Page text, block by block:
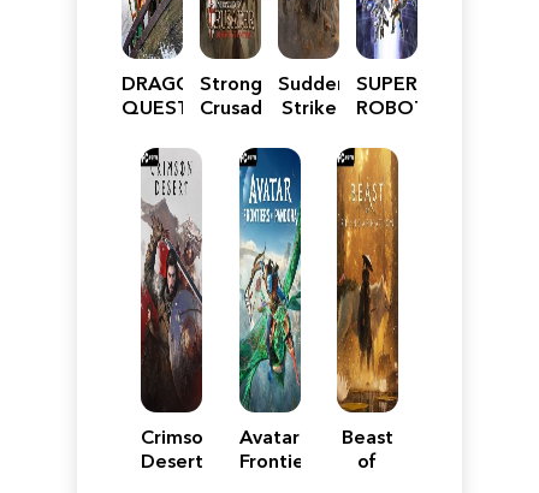
DRAGON
QUEST
Reimagined
Stronghold
Crusader:
Edition
Sudden
Strike
SUPER
ROBOT
Y
Crimson
Desert
Avatar:
Frontiers
Beast
of